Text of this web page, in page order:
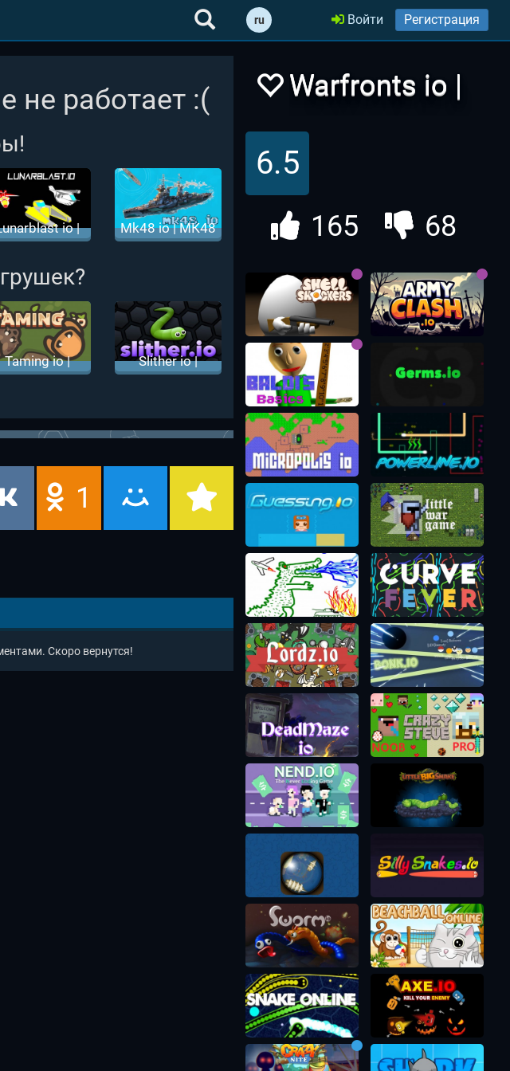
ru Войти Регистрация
не работает :(
io |
Mk48 io | МК48
Taming io |
Slither io |
1
Скоро вернутся!
Warfronts io |
Варфронтс ио
6.5
165 68